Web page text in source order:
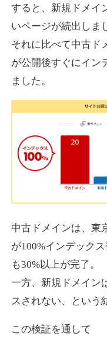
ジャンル
DA38
ジャンルその他
DA38 外部リンク
10,800円 入札 0件
express-
DA38 外部リンク
すると、新規ドメイ
いページが続出しま
それに比べて中古ド
が公開後すぐにイン
ました。
中古ドメインは、東
が100%インデック
も30%以上が完了。
一方、新規ドメイン
スされない、という
この検証を通して